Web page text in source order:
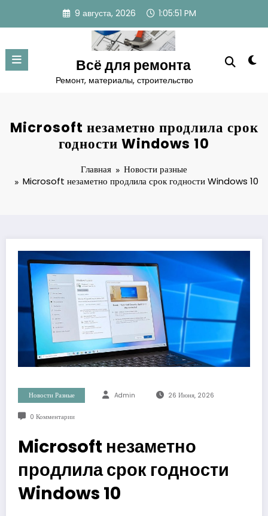
содержимому
9 августа, 2026 1:05:52 PM
Всё для ремонта
Ремонт, материалы, строительство
Microsoft незаметно продлила срок
годности Windows 10
Главная
Новости разные
Microsoft незаметно продлила срок годности Windows 10
Новости Разные Admin 26 Июня, 2026
0 Комментарии
Microsoft незаметно
продлила срок годности
Windows 10